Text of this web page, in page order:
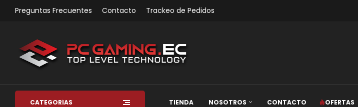
Preguntas Frecuentes Contacto Trackeo de Pedidos
CATEGORÍAS TIENDA NOSOTROS CONTACTO OFERTAS